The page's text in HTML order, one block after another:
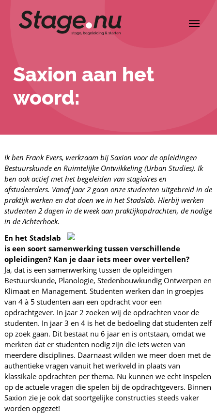
Saxion aan het
woord:
Ik ben Frank Evers, werkzaam bij Saxion voor de opleidingen
Bestuurskunde en Ruimtelijke Ontwikkeling (Urban Studies). Ik
ben ook actief met het begeleiden van stagiaires en
afstudeerders. Vanaf jaar 2 gaan onze studenten uitgebreid in de
praktijk werken en dat doen we in het Stadslab. Hierbij werken
studenten 2 dagen in de week aan praktijkopdrachten, de nodige
in de Achterhoek.
En het Stadslab
is een soort samenwerking tussen verschillende
opleidingen? Kan je daar iets meer over vertellen?
Ja, dat is een samenwerking tussen de opleidingen
Bestuurskunde, Planologie, Stedenbouwkundig Ontwerpen en
Klimaat en Management. Studenten werken dan in groepjes
van 4 à 5 studenten aan een opdracht voor een
opdrachtgever. In jaar 2 zoeken wij de opdrachten voor de
studenten. In jaar 3 en 4 is het de bedoeling dat studenten zelf
op zoek gaan. Dit bestaat nu 6 jaar en is ontstaan, omdat we
merkten dat er studenten nodig zijn die iets weten van
meerdere disciplines. Daarnaast wilden we meer doen met de
authentieke vragen vanuit het werkveld in plaats van
klassikale opdrachten per thema. Nu kunnen we echt inspelen
op de actuele vragen die spelen bij de opdrachtgevers. Binnen
Saxion zie je ook dat soortgelijke constructies steeds vaker
worden opgezet!